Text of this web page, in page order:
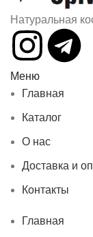
Натуральная
Меню
Главная
Каталог
О нас
Доставка и
Контакты
Главная